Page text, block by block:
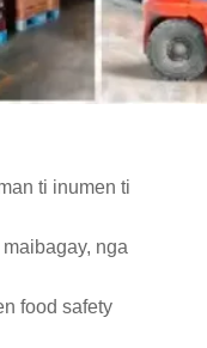
ti inumen ti
nga
food safety